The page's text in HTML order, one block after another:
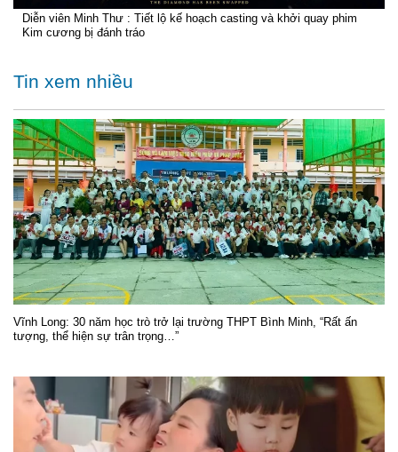
Diễn viên Minh Thư : Tiết lộ kế hoạch casting và khởi quay phim
Kim cương bị đánh tráo
Tin xem nhiều
Vĩnh Long: 30 năm học trò trở lại trường THPT Bình Minh, “Rất ấn
tượng, thể hiện sự trân trọng…”